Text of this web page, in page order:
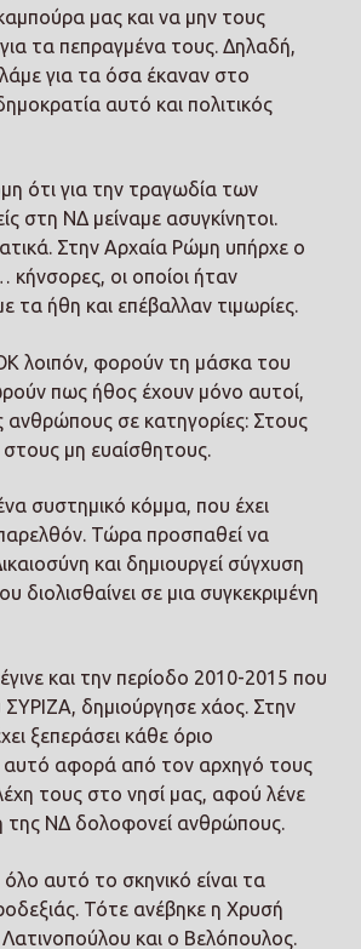
μας και να μην τους
τα πεπραγμένα τους. Δηλαδή,
για τα όσα έκαναν στο
αυτό και πολιτικός
ότι για την τραγωδία των
στη ΝΔ μείναμε ασυγκίνητοι.
Στην Αρχαία Ρώμη υπήρχε ο
οι οποίοι ήταν
τα ήθη και επέβαλλαν τιμωρίες.
λοιπόν, φορούν τη μάσκα του
πως ήθος έχουν μόνο αυτοί,
ανθρώπους σε κατηγορίες: Στους
μη ευαίσθητους.
συστημικό κόμμα, που έχει
Τώρα προσπαθεί να
και δημιουργεί σύγχυση
διολισθαίνει σε μια συγκεκριμένη
και την περίοδο 2010-2015 που
δημιούργησε χάος. Στην
ξεπεράσει κάθε όριο
αυτό αφορά από τον αρχηγό τους
τους στο νησί μας, αφού λένε
της ΝΔ δολοφονεί ανθρώπους.
αυτό το σκηνικό είναι τα
Τότε ανέβηκε η Χρυσή
και ο Βελόπουλος.